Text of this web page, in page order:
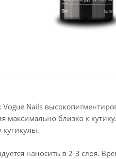
Vogue Nails
максимально близко к
наносить в 2-3 слоя.